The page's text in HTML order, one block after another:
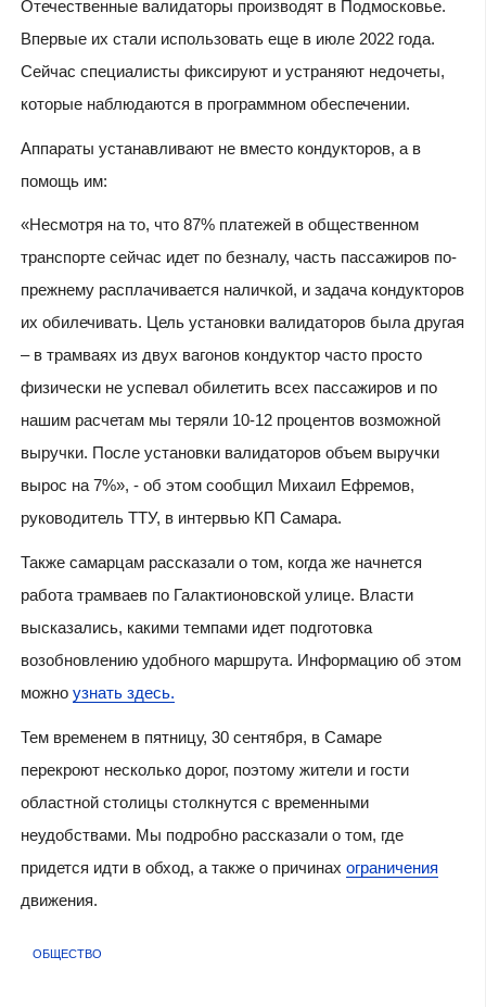
Отечественные валидаторы производят в Подмосковье.
Впервые их стали использовать еще в июле 2022 года.
Сейчас специалисты фиксируют и устраняют недочеты,
которые наблюдаются в программном обеспечении.
Аппараты устанавливают не вместо кондукторов, а в
помощь им:
«Несмотря на то, что 87% платежей в общественном
транспорте сейчас идет по безналу, часть пассажиров по-
прежнему расплачивается наличкой, и задача кондукторов
их обилечивать. Цель установки валидаторов была другая
– в трамваях из двух вагонов кондуктор часто просто
физически не успевал обилетить всех пассажиров и по
нашим расчетам мы теряли 10-12 процентов возможной
выручки. После установки валидаторов объем выручки
вырос на 7%», - об этом сообщил Михаил Ефремов,
руководитель ТТУ, в интервью КП Самара.
Также самарцам рассказали о том, когда же начнется
работа трамваев по Галактионовской улице. Власти
высказались, какими темпами идет подготовка
возобновлению удобного маршрута. Информацию об этом
можно узнать здесь.
Тем временем в пятницу, 30 сентября, в Самаре
перекроют несколько дорог, поэтому жители и гости
областной столицы столкнутся с временными
неудобствами. Мы подробно рассказали о том, где
придется идти в обход, а также о причинах ограничения
движения.
ОБЩЕСТВО